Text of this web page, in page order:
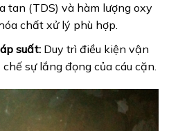
tan (TDS) và hàm lượng oxy
chất xử lý phù hợp.
suất:Duy trì điều kiện vận
sự lắng đọng của cáu cặn.